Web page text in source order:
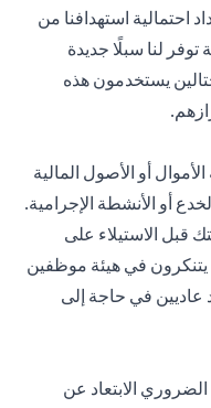
احتمالية استهدافنا من
توفر لنا سبلًا جديدة
يستخدمون هذه
أو الأصول المالية
أو الأنشطة الإجرامية.
قبل الاستيلاء على
يتنكرون في هيئة موظفين
عاديين في حاجة إلى
الابتعاد عن